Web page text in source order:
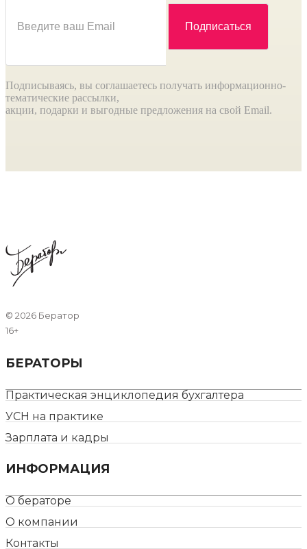
Подписываясь, вы соглашаетесь получать информационно-
тематические рассылки,
акции, подарки и выгодные предложения на свой Email.
© 2026 Бератор
16+
БЕРАТОРЫ
Практическая энциклопедия бухгалтера
УСН на практике
Зарплата и кадры
ИНФОРМАЦИЯ
О бераторе
О компании
Контакты